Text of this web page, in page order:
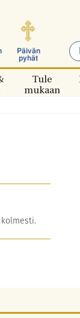
Päivän
pyhät
Tule
mukaan